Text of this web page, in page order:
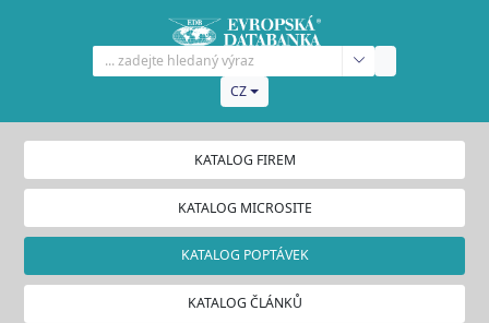
CZ
KATALOG FIREM
KATALOG MICROSITE
KATALOG POPTÁVEK
KATALOG ČLÁNKŮ